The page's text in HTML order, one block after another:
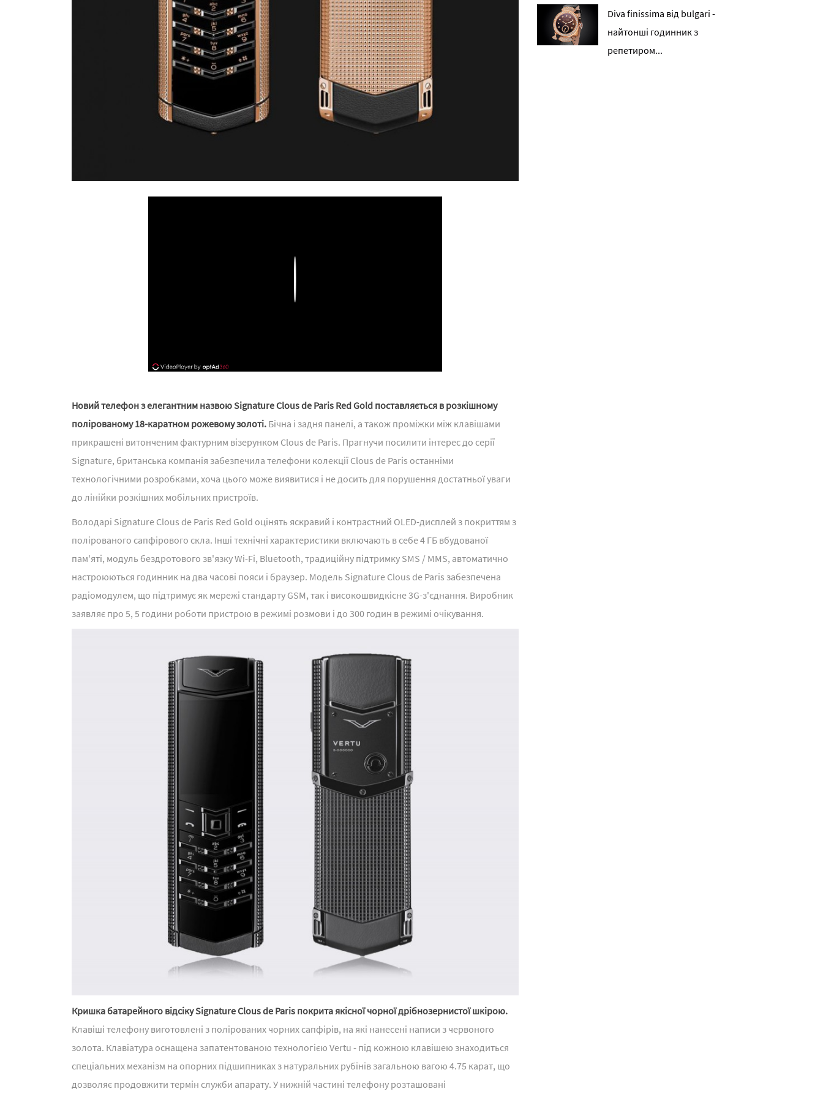
Новий телефон з елегантним назвою Signature Clous de Paris Red Gold поставляється в розкішному
полірованому 18-каратном рожевому золоті. Бічна і задня панелі, а також проміжки між клавішами
прикрашені витонченим фактурним візерунком Clous de Paris. Прагнучи посилити інтерес до серії
Signature, британська компанія забезпечила телефони колекції Clous de Paris останніми
технологічними розробками, хоча цього може виявитися і не досить для порушення достатньої уваги
до лінійки розкішних мобільних пристроїв.
Володарі Signature Clous de Paris Red Gold оцінять яскравий і контрастний OLED-дисплей з покриттям з
полірованого сапфірового скла. Інші технічні характеристики включають в себе 4 ГБ вбудованої
пам'яті, модуль бездротового зв'язку Wi-Fi, Bluetooth, традиційну підтримку SMS / MMS, автоматично
настроюються годинник на два часові пояси і браузер. Модель Signature Clous de Paris забезпечена
радіомодулем, що підтримує як мережі стандарту GSM, так і високошвидкісне 3G-з'єднання. Виробник
заявляє про 5, 5 години роботи пристрою в режимі розмови і до 300 годин в режимі очікування.
Кришка батарейного відсіку Signature Clous de Paris покрита якісної чорної дрібнозернистої шкірою.
Клавіші телефону виготовлені з полірованих чорних сапфірів, на які нанесені написи з червоного
золота. Клавіатура оснащена запатентованою технологією Vertu - під кожною клавішею знаходиться
спеціальних механізм на опорних підшипниках з натуральних рубінів загальною вагою 4.75 карат, що
дозволяє продовжити термін служби апарату. У нижній частині телефону розташовані
Diva finissima від bulgari -
найтонші годинник з
репетиром...